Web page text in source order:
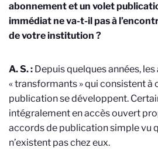
abonnement et un volet
immédiat ne va-t-il pas à
de votre institution ?
A. S. : Depuis quelques années,
« transformants » qui consistent à
publication se développent.
intégralement en accès ouvert
accords de publication simple vu
n’existent pas chez eux.